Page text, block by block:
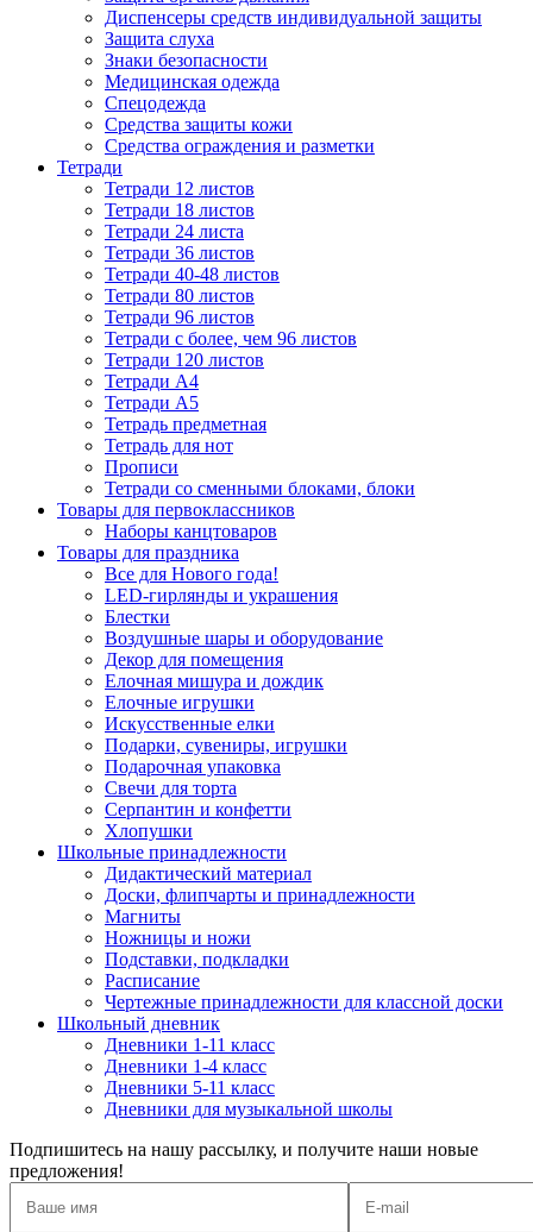
Диспенсеры средств индивидуальной защиты
Защита слуха
Знаки безопасности
Медицинская одежда
Спецодежда
Средства защиты кожи
Средства ограждения и разметки
Тетради
Тетради 12 листов
Тетради 18 листов
Тетради 24 листа
Тетради 36 листов
Тетради 40-48 листов
Тетради 80 листов
Тетради 96 листов
Тетради с более, чем 96 листов
Тетради 120 листов
Тетради А4
Тетради А5
Тетрадь предметная
Тетрадь для нот
Прописи
Тетради со сменными блоками, блоки
Товары для первоклассников
Наборы канцтоваров
Товары для праздника
Все для Нового года!
LED-гирлянды и украшения
Блестки
Воздушные шары и оборудование
Декор для помещения
Елочная мишура и дождик
Елочные игрушки
Искусственные елки
Подарки, сувениры, игрушки
Подарочная упаковка
Свечи для торта
Серпантин и конфетти
Хлопушки
Школьные принадлежности
Дидактический материал
Доски, флипчарты и принадлежности
Магниты
Ножницы и ножи
Подставки, подкладки
Расписание
Чертежные принадлежности для классной доски
Школьный дневник
Дневники 1-11 класс
Дневники 1-4 класс
Дневники 5-11 класс
Дневники для музыкальной школы
Подпишитесь на нашу рассылку, и получите наши новые
предложения!